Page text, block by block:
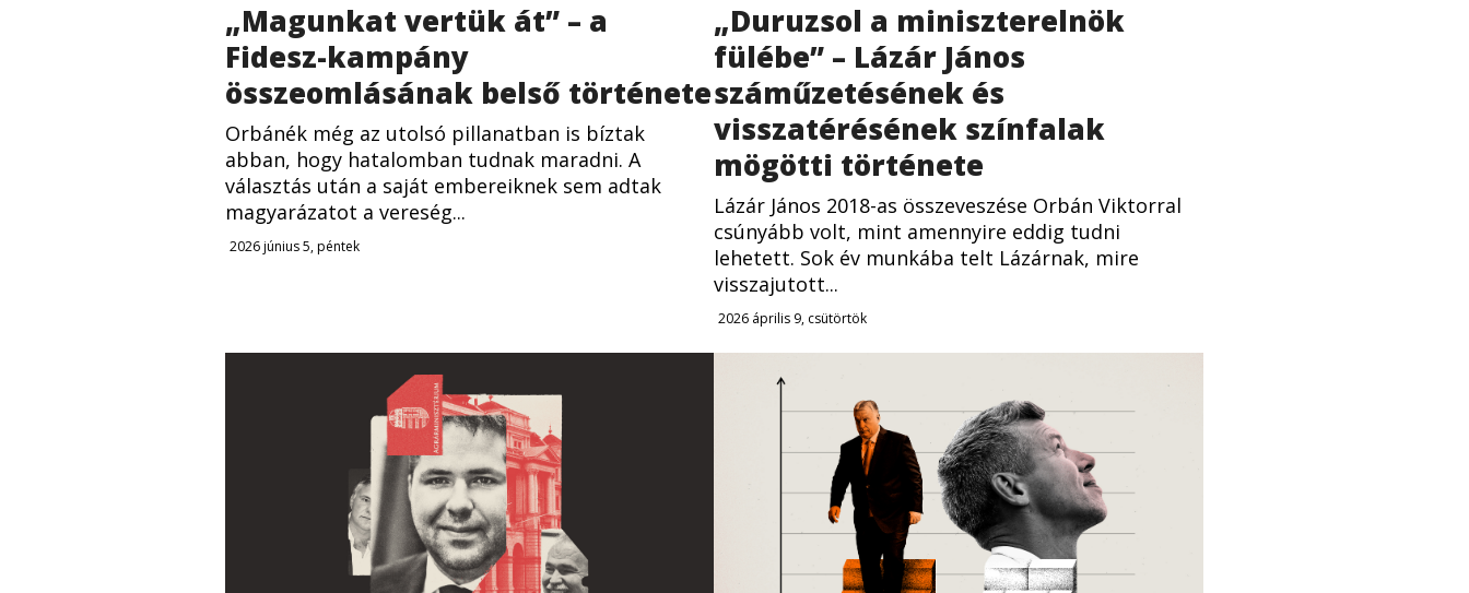
„Magunkat vertük át” – a
Fidesz-kampány
összeomlásának belső története
Orbánék még az utolsó pillanatban is bíztak
abban, hogy hatalomban tudnak maradni. A
választás után a saját embereiknek sem adtak
magyarázatot a vereség...
2026 június 5, péntek
„Duruzsol a miniszterelnök
fülébe” – Lázár János
száműzetésének és
visszatérésének színfalak
mögötti története
Lázár János 2018-as összeveszése Orbán Viktorral
csúnyább volt, mint amennyire eddig tudni
lehetett. Sok év munkába telt Lázárnak, mire
visszajutott...
2026 április 9, csütörtök